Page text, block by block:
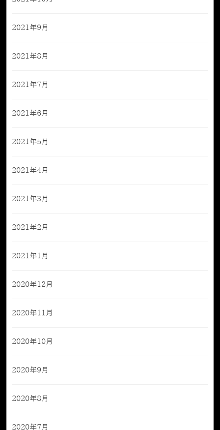
2021年9月
2021年8月
2021年7月
2021年6月
2021年5月
2021年4月
2021年3月
2021年2月
2021年1月
2020年12月
2020年11月
2020年10月
2020年9月
2020年8月
2020年7月